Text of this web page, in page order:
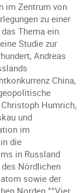
im Zentrum von
zu einer
Thema ein.
Studie zur
Andreas
China,
Humrich,
und
im
die
in Russland
Nördlichen
sowie der
Norden.°°Vier